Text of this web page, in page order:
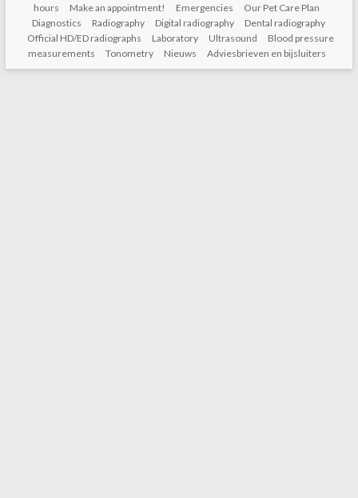
hours
Make an appointment! Emergencies
Our Pet Care Plan
Diagnostics
Radiography Digital radiography
Dental radiography
Official HD/ED radiographs
Laboratory Ultrasound
Blood pressure
measurements
Tonometry Nieuws Adviesbrieven en bijsluiters